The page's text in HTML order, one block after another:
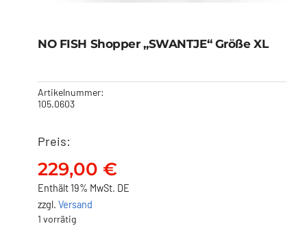
„SWANTJE“ Größe XL
229,00
NO FISH Shopper „SWANTJE“ Größe XL
Artikelnummer:
105.0603
Preis:
229,00 €
Enthält 19% MwSt. DE
zzgl. Versand
1 vorrätig